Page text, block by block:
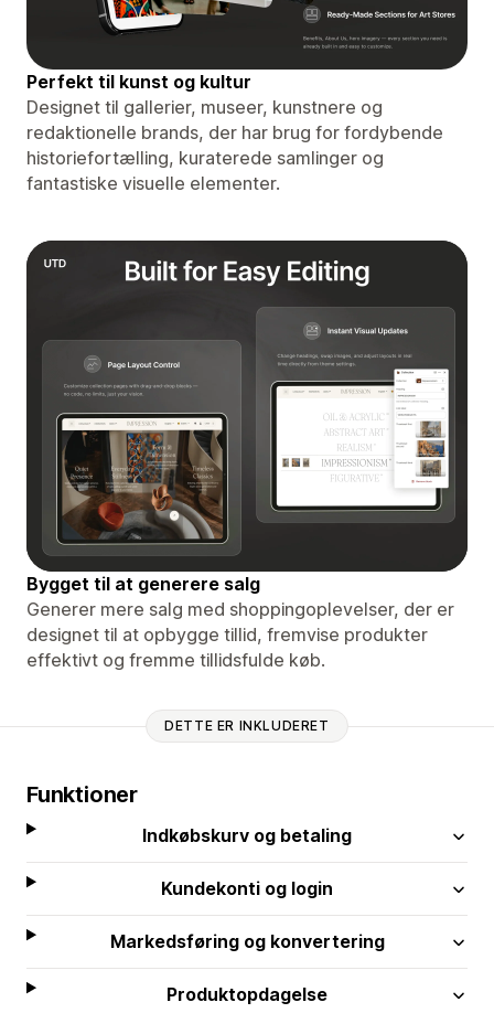
Perfekt til kunst og kultur
Designet til gallerier, museer, kunstnere og
redaktionelle brands, der har brug for fordybende
historiefortælling, kuraterede samlinger og
fantastiske visuelle elementer.
Bygget til at generere salg
Generer mere salg med shoppingoplevelser, der er
designet til at opbygge tillid, fremvise produkter
effektivt og fremme tillidsfulde køb.
DETTE ER INKLUDERET
Funktioner
Indkøbskurv og betaling
Kundekonti og login
Markedsføring og konvertering
Produktopdagelse